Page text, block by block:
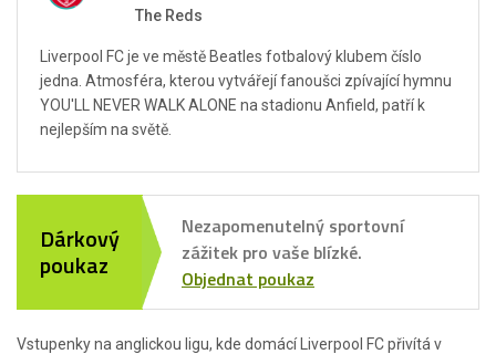
Vstupenky na anglickou ligu, kde domácí Liverpool FC přivítá v
The Reds
Liverpool FC je ve městě Beatles fotbalový klubem číslo
jedna. Atmosféra, kterou vytvářejí fanoušci zpívající hymnu
YOU'LL NEVER WALK ALONE na stadionu Anfield, patří k
nejlepším na světě.
Dárkový
poukaz
Nezapomenutelný sportovní
zážitek pro vaše blízké.
Objednat poukaz